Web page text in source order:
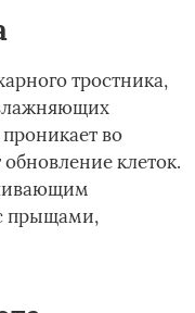
тростника,
во
клеток.
прыщами,